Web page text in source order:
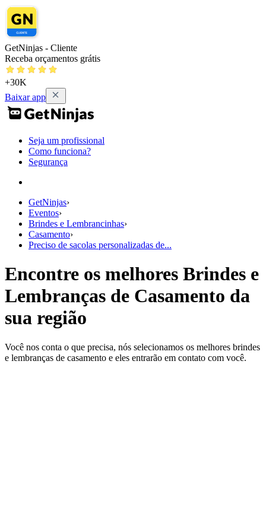
GetNinjas - Cliente
Receba orçamentos grátis
+30K
Baixar app
Seja um profissional
Como funciona?
Segurança
GetNinjas›
Eventos›
Brindes e Lembrancinhas›
Casamento›
Preciso de sacolas personalizadas de...
Encontre os melhores Brindes e
Lembranças de Casamento da
sua região
Você nos conta o que precisa, nós selecionamos os melhores brindes
e lembranças de casamento e eles entrarão em contato com você.